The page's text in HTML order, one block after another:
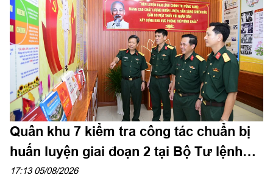
Quân khu 7 kiểm tra công tác chuẩn bị
huấn luyện giai đoạn 2 tại Bộ Tư lệnh
Thành phố Hồ Chí Minh
17:13 05/08/2026